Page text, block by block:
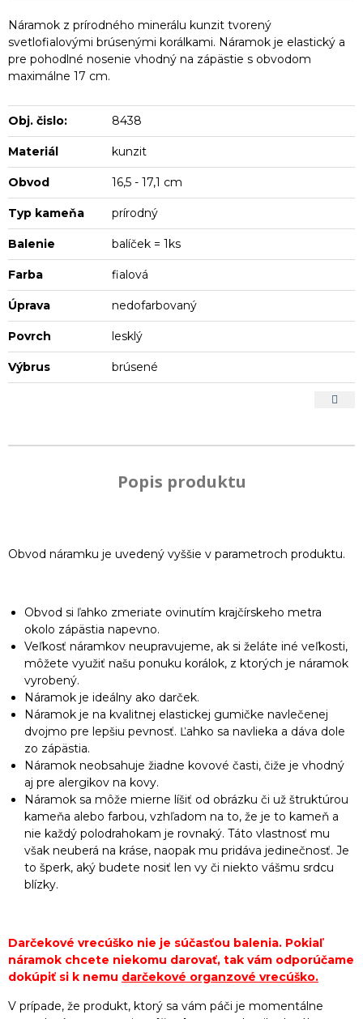
Náramok z prírodného minerálu kunzit tvorený
svetlofialovými brúsenými korálkami. Náramok je elastický a
pre pohodlné nosenie vhodný na zápästie s obvodom
maximálne 17 cm.
Obj. čislo: 8438
Materiál kunzit
Obvod 16,5 - 17,1 cm
Typ kameňa prírodný
Balenie balíček = 1ks
Farba fialová
Úprava nedofarbovaný
Povrch lesklý
Výbrus brúsené
Popis produktu
Obvod náramku je uvedený vyššie v parametroch produktu.
Obvod si ľahko zmeriate ovinutím krajčírskeho metra
okolo zápästia napevno.
Veľkosť náramkov neupravujeme, ak si želáte iné veľkosti,
môžete využiť našu ponuku korálok, z ktorých je náramok
vyrobený.
Náramok je ideálny ako darček.
Náramok je na kvalitnej elastickej gumičke navlečenej
dvojmo pre lepšiu pevnosť. Ľahko sa navlieka a dáva dole
zo zápästia.
Náramok neobsahuje žiadne kovové časti, čiže je vhodný
aj pre alergikov na kovy.
Náramok sa môže mierne líšiť od obrázku či už štruktúrou
kameňa alebo farbou, vzhľadom na to, že je to kameň a
nie každý polodrahokam je rovnaký. Táto vlastnosť mu
však neuberá na kráse, naopak mu pridáva jedinečnosť. Je
to šperk, aký budete nosiť len vy či niekto vášmu srdcu
blízky.
Darčekové vrecúško nie je súčasťou balenia. Pokiaľ
náramok chcete niekomu darovať, tak vám odporúčame
dokúpiť si k nemu darčekové organzové vrecúško.
V prípade, že produkt, ktorý sa vám páči je momentálne